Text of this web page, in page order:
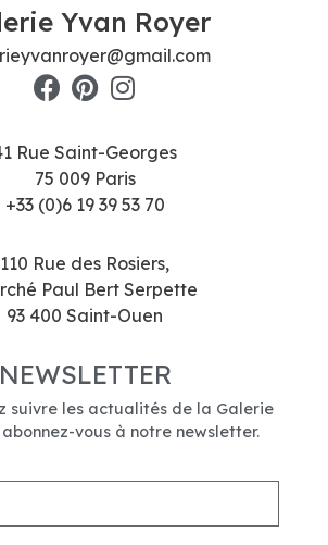
Yvan Royer
Rue Saint-Georges
75 009 Paris
+33 (0)6 19 39 53 70
110 Rue des Rosiers,
Paul Bert Serpette
93 400 Saint-Ouen
NEWSLETTER
suivre les actualités de la Galerie
vous à notre newsletter.